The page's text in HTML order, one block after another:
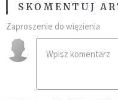
SKOMENTUJ
Zaproszenie do więzienia